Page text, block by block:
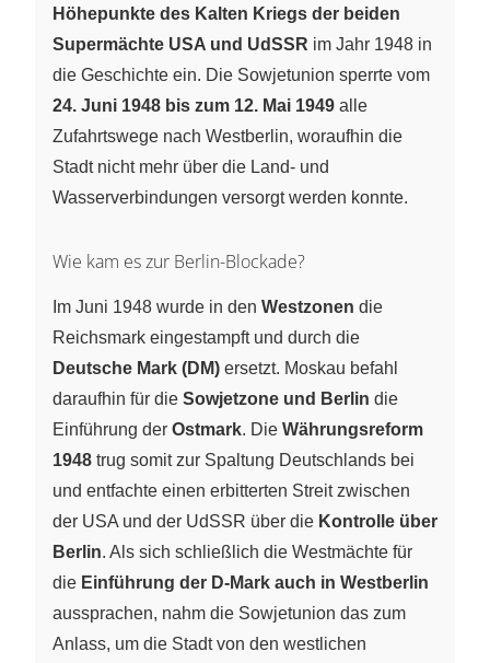
Höhepunkte des Kalten Kriegs der beiden
Supermächte USA und UdSSR im Jahr 1948 in
die Geschichte ein. Die Sowjetunion sperrte vom
24. Juni 1948 bis zum 12. Mai 1949 alle
Zufahrtswege nach Westberlin, woraufhin die
Stadt nicht mehr über die Land- und
Wasserverbindungen versorgt werden konnte.
Wie kam es zur Berlin-Blockade?
Im Juni 1948 wurde in den Westzonen die
Reichsmark eingestampft und durch die
Deutsche Mark (DM) ersetzt. Moskau befahl
daraufhin für die Sowjetzone und Berlin die
Einführung der Ostmark. Die Währungsreform
1948 trug somit zur Spaltung Deutschlands bei
und entfachte einen erbitterten Streit zwischen
der USA und der UdSSR über die Kontrolle über
Berlin. Als sich schließlich die Westmächte für
die Einführung der D-Mark auch in Westberlin
aussprachen, nahm die Sowjetunion das zum
Anlass, um die Stadt von den westlichen